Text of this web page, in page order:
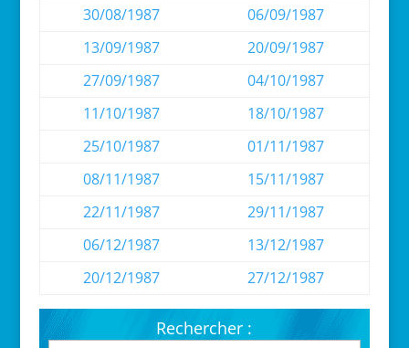
30/08/1987
06/09/1987
13/09/1987
20/09/1987
27/09/1987
04/10/1987
11/10/1987
18/10/1987
25/10/1987
01/11/1987
08/11/1987
15/11/1987
22/11/1987
29/11/1987
06/12/1987
13/12/1987
20/12/1987
27/12/1987
Rechercher :